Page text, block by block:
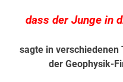
dass der Junge in
sagte in verschiedenen
der Geophysik-